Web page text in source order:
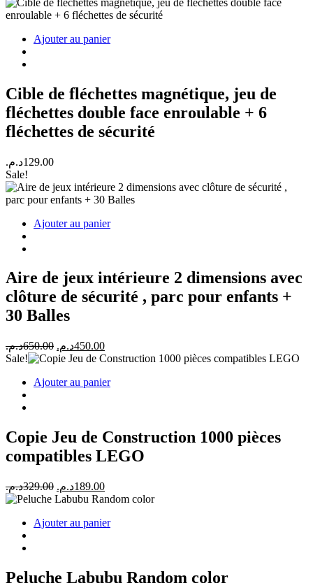
Ajouter au panier
Cible de fléchettes magnétique, jeu de
fléchettes double face enroulable + 6
fléchettes de sécurité
129.00د.م.
Sale!
Ajouter au panier
Aire de jeux intérieure 2 dimensions avec
clôture de sécurité , parc pour enfants +
30 Balles
650.00د.م.
Le
prix
était :
450.00د.م.
Le
prix
est :
Sale!
Ajouter au panier
Copie Jeu de Construction 1000 pièces
compatibles LEGO
329.00د.م.
Le
prix
était :
189.00د.م.
Le
prix
est :
Ajouter au panier
Peluche Labubu Random color